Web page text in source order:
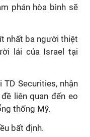
phán hòa bình sẽ
nhất ba người thiệt
lái của Israel tại
Securities, nhận
liên quan đến eo
thống Mỹ.
bất định.